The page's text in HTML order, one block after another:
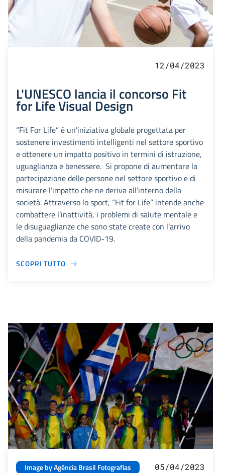
12/04/2023
L'UNESCO lancia il concorso Fit
for Life Visual Design
“Fit For Life” è un'iniziativa globale progettata per
sostenere investimenti intelligenti nel settore sportivo
e ottenere un impatto positivo in termini di istruzione,
uguaglianza e benessere. Si propone di aumentare la
partecipazione delle persone nel settore sportivo e di
misurare l’impatto che ne deriva all’interno della
società. Attraverso lo sport, “Fit for Life” intende anche
combattere l’inattività, i problemi di salute mentale e
le disuguaglianze che sono state create con l’arrivo
della pandemia da COVID-19.
SCOPRI TUTTO
Image by Agência Brasil Fotografias 05/04/2023